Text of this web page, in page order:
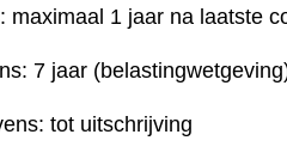
maximaal 1 jaar na laatste
7 jaar
tot uitschrijving